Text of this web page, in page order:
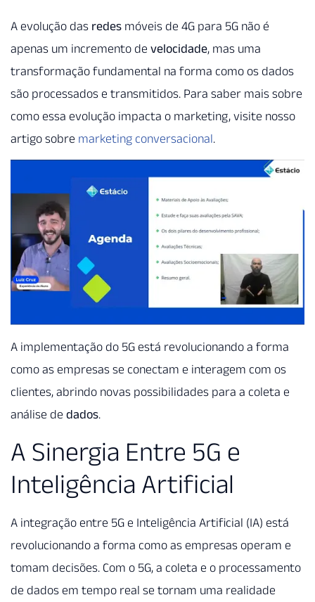
A evolução das redes móveis de 4G para 5G não é
apenas um incremento de velocidade, mas uma
transformação fundamental na forma como os dados
são processados e transmitidos. Para saber mais sobre
como essa evolução impacta o marketing, visite nosso
artigo sobre marketing conversacional.
A implementação do 5G está revolucionando a forma
como as empresas se conectam e interagem com os
clientes, abrindo novas possibilidades para a coleta e
análise de dados.
A Sinergia Entre 5G e
Inteligência Artificial
A integração entre 5G e Inteligência Artificial (IA) está
revolucionando a forma como as empresas operam e
tomam decisões. Com o 5G, a coleta e o processamento
de dados em tempo real se tornam uma realidade